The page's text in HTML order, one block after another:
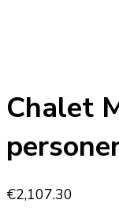
Chalet
€2,107.30